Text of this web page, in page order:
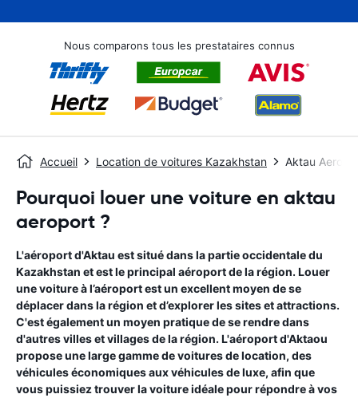
Nous comparons tous les prestataires connus
Accueil Location de voitures Kazakhstan Aktau
Pourquoi louer une voiture en aktau
aeroport ?
L'aéroport d'Aktau est situé dans la partie occidentale du
Kazakhstan et est le principal aéroport de la région. Louer
une voiture à l’aéroport est un excellent moyen de se
déplacer dans la région et d’explorer les sites et attractions.
C'est également un moyen pratique de se rendre dans
d'autres villes et villages de la région. L'aéroport d'Aktaou
propose une large gamme de voitures de location, des
véhicules économiques aux véhicules de luxe, afin que
vous puissiez trouver la voiture idéale pour répondre à vos